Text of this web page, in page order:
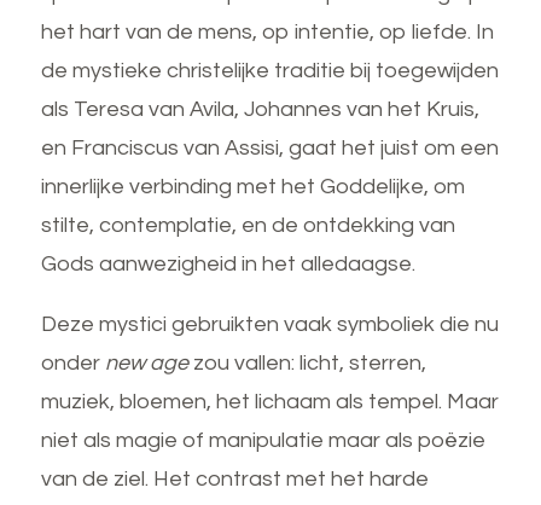
het hart van de mens, op intentie, op liefde. In
de mystieke christelijke traditie bij toegewijden
als Teresa van Avila, Johannes van het Kruis,
en Franciscus van Assisi, gaat het juist om een
innerlijke verbinding met het Goddelijke, om
stilte, contemplatie, en de ontdekking van
Gods aanwezigheid in het alledaagse.
Deze mystici gebruikten vaak symboliek die nu
onder new agezou vallen: licht, sterren,
muziek, bloemen, het lichaam als tempel. Maar
niet als magie of manipulatie maar als poëzie
van de ziel. Het contrast met het harde